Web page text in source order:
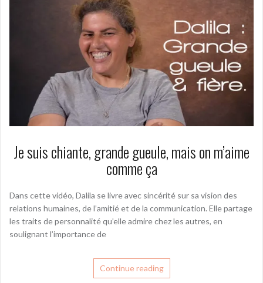
Je suis chiante, grande gueule, mais on m’aime
comme ça
Dans cette vidéo, Dalila se livre avec sincérité sur sa vision des
relations humaines, de l’amitié et de la communication. Elle partage
les traits de personnalité qu’elle admire chez les autres, en
soulignant l’importance de
Continue reading